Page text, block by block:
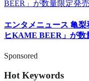
エンタメニュース 亀梨
ヒKAME BEER」が数
Sponsored
Hot Keywords